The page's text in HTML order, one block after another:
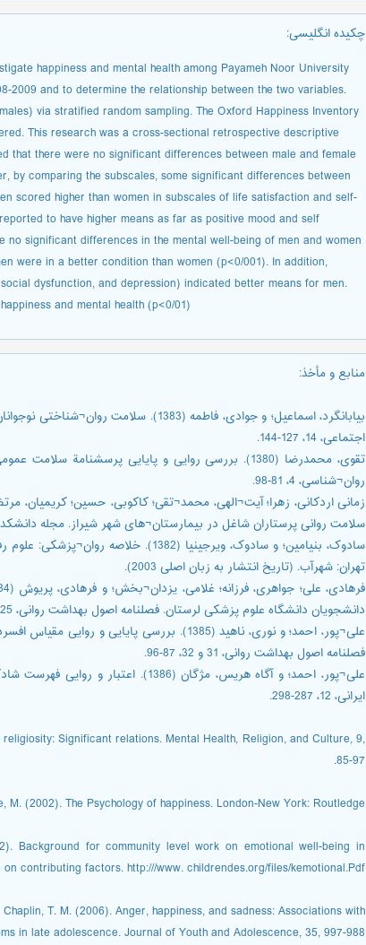
چکیده انگلیسی:
happiness and mental health among Payameh Noor University
2009 and to determine the relationship between the two variables.
via stratified random sampling. The Oxford Happiness Inventory
This research was a cross-sectional retrospective descriptive
that there were no significant differences between male and female
by comparing the subscales, some significant differences between
scored higher than women in subscales of life satisfaction and self-
to have higher means as far as positive mood and self
significant differences in the mental well-being of men and women
were in a better condition than women (p<0/001). In addition,
dysfunction, and depression) indicated better means for men.
and mental health (p<0/01).
منابع و مأخذ:
بیابانگرد، اسماعیل؛ و جوادی، فاطمه (1383).
اجتماعی، 14، 127-144.
روان¬شناسی، 4، 81-98.
سلامت روانی پرستاران شاغل در بیمارستان¬های شهر شیراز. مجله دانشکده
سادوک، بنیامین؛ و سادوک، ویرجینیا
تهران: شهرآب. (تاریخ انتشار به زبان اصلی 2003).
دانشجویان دانشگاه علوم پزشکی لرستان. فصلنامه اصول بهداشت روانی، 25 و 26، 57-62.
علی¬پور، احمد؛ و نوری، ناهید (1385). بررسی
فصلنامه اصول بهداشت روانی، 31 و 32، 87-96.
علی¬پور، احمد؛ و آگاه هریس، مژگان
ایرانی، 12، 287-298.
Significant relations. Mental Health, Religion, and Culture, 9,
85-97.
M. (2002). The Psychology of happiness. London-New York: Routledge.
Background for community level work on emotional well-being in
contributing factors. http:///www. childrendes.org/files/kemotional.Pdf.
Chaplin, T. M. (2006). Anger, happiness, and sadness: Associations with
in late adolescence. Journal of Youth and Adolescence, 35, 997-988.